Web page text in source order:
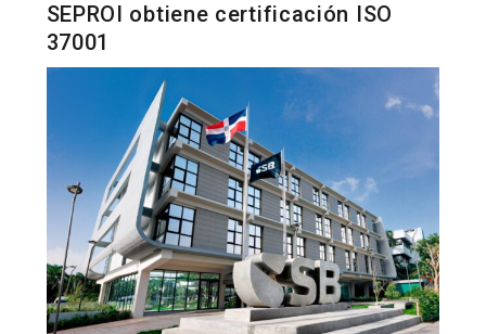
SEPROI obtiene certificación ISO
37001